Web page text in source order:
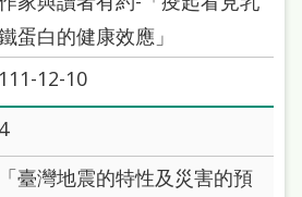
蛋白的健康效應」
111-12-10
4
「臺灣地震的特性及災害的預